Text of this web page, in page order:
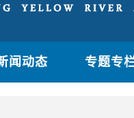
闻动态 专题专